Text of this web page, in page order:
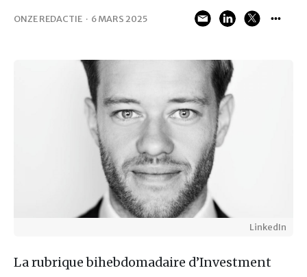
ONZE REDACTIE · 6 MARS 2025
LinkedIn
La rubrique bihebdomadaire d’Investment